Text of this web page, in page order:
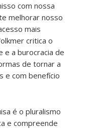
com nossa
melhorar nosso
mais
critica o
e a burocracia de
de tornar a
e com benefício
é o pluralismo
e compreende